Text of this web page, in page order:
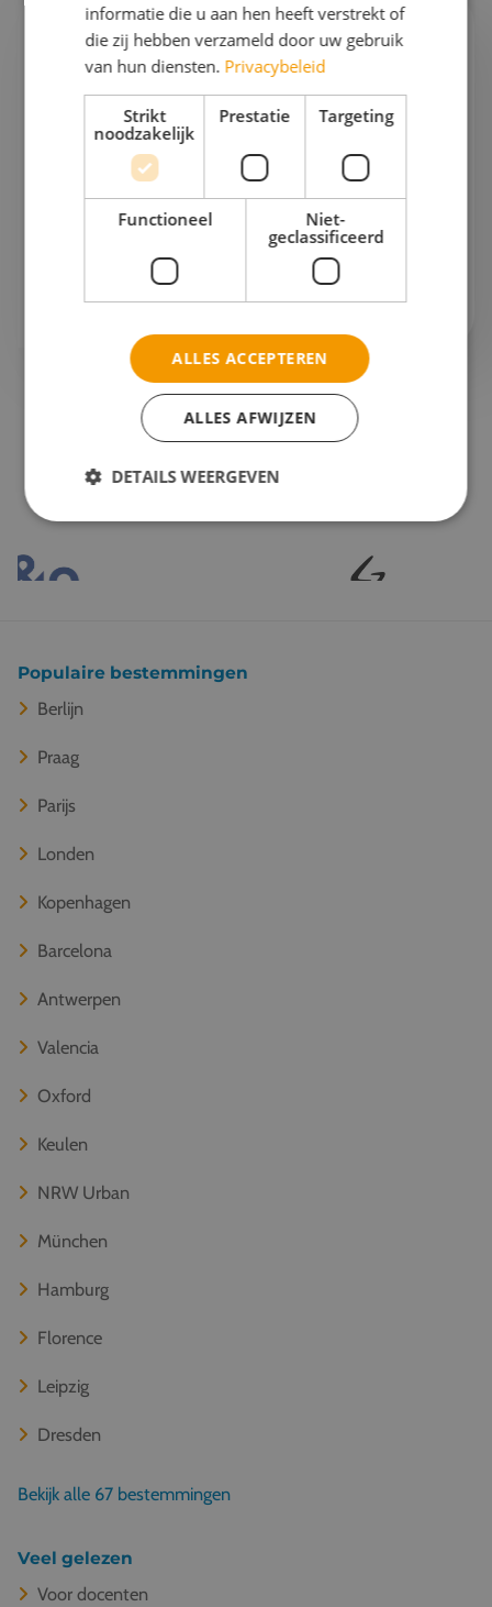
Ik help je graag verder!
Esther
Projectleider schoolreizen & Finance
Gaan we samen aan de slag?
Of stuur mijeen e-mail
Onze reispartners
Populaire bestemmingen
Berlijn
Praag
Parijs
Londen
Kopenhagen
Barcelona
Antwerpen
Valencia
Oxford
Keulen
NRW Urban
München
Hamburg
Florence
Leipzig
Dresden
Bekijk alle 67 bestemmingen
Veel gelezen
Voor docenten
informatie die u aan hen heeft verstrekt of
die zij hebben verzameld door uw gebruik
van hun diensten. Privacybeleid
Strikt
noodzakelijk
Prestatie Targeting
Functioneel
Niet-
geclassificeerd
ALLES ACCEPTEREN
ALLES AFWIJZEN
DETAILS WEERGEVEN